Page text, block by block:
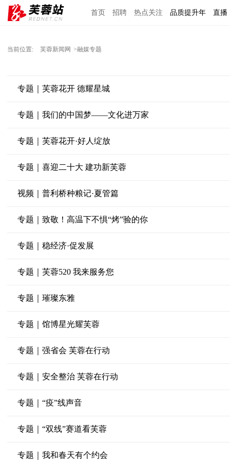
首页 招聘 热点关注 品质提升年 直播
当前位置: 芙蓉新闻网 >融媒专题
专题｜芙蓉花开 德耀星城
专题｜我们的中国梦——文化进万家
专题｜芙蓉花开·好人绽放
专题｜喜迎二十大 建功新芙蓉
视频｜普利桥种粮记·夏管篇
专题｜致敬！高温下不惧“烤”验的你
专题｜稳经济·促发展
专题｜芙蓉520 我来服务您
专题｜璀璨东雅
专题｜馆博星光耀芙蓉
专题｜强省会 芙蓉在行动
专题｜安全整治 芙蓉在行动
专题｜“疫”线声音
专题｜“双线”赛道看芙蓉
专题｜我和春天有个约会